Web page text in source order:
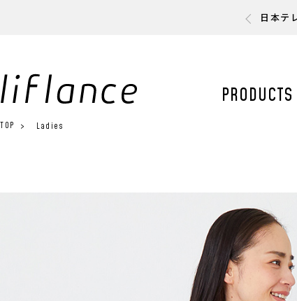
PRODUCTS
日本テ
TOP Ladies